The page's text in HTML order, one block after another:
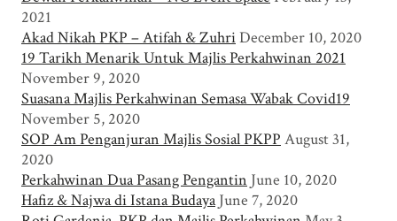
2021
Akad Nikah PKP – Atifah & ZuhriDecember 10, 2020
19 Tarikh Menarik Untuk Majlis Perkahwinan 2021
November 9, 2020
Suasana Majlis Perkahwinan Semasa Wabak Covid19
November 5, 2020
SOP Am Penganjuran Majlis Sosial PKPP August 31,
2020
Perkahwinan Dua Pasang Pengantin June 10, 2020
Hafiz & Najwa di Istana Budaya June 7, 2020